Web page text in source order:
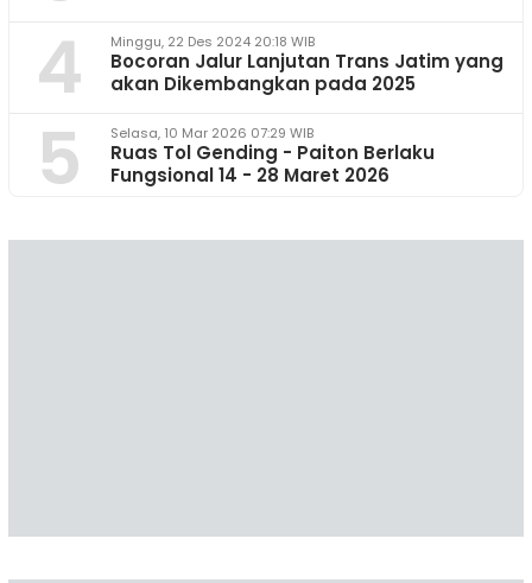
4 Minggu, 22 Des 2024 20:18 WIB
Bocoran Jalur Lanjutan Trans Jatim yang
akan Dikembangkan pada 2025
5 Selasa, 10 Mar 2026 07:29 WIB
Ruas Tol Gending - Paiton Berlaku
Fungsional 14 - 28 Maret 2026